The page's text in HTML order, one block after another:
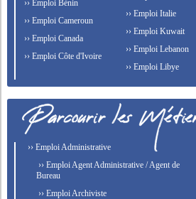
›› Emploi Bénin
›› Emploi Cameroun
›› Emploi Canada
›› Emploi Côte d'Ivoire
›› Emploi Italie
›› Emploi Kuwait
›› Emploi Lebanon
›› Emploi Libye
›› Emploi Administrative
›› Emploi Agent Administrative / Agent de
Bureau
›› Emploi Archiviste